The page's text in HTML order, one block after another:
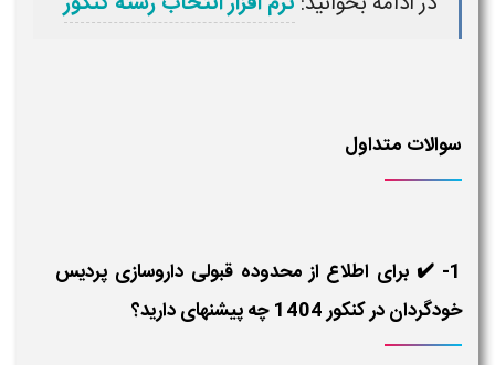
سوالات متداول
1- ✔️ برای اطلاع از محدوده قبولی داروسازی پردیس
خودگردان در کنکور 1404 چه پیشنهای دارید؟